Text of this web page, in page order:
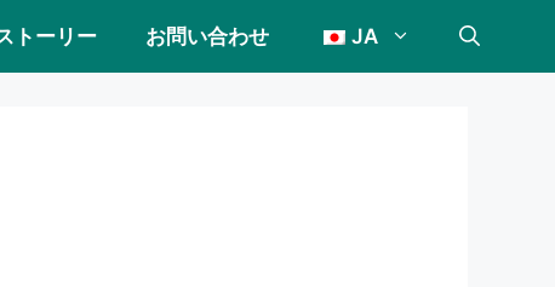
トーリー お問い合わせ JA